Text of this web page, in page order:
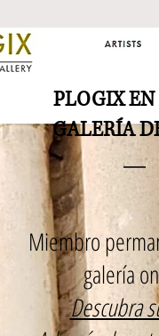
PLOGIX
GALERÍA
Miembro
galería
Descubra